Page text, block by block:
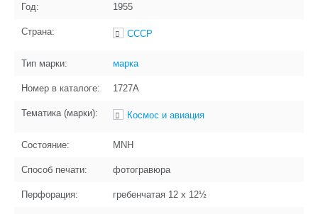
Год: 1955
Страна: СССР
Тип марки: марка
Номер в каталоге: 1727А
Тематика (марки): Космос и авиация
Состояние: MNH
Способ печати: фотогравюра
Перфорация: гребенчатая 12 x 12½